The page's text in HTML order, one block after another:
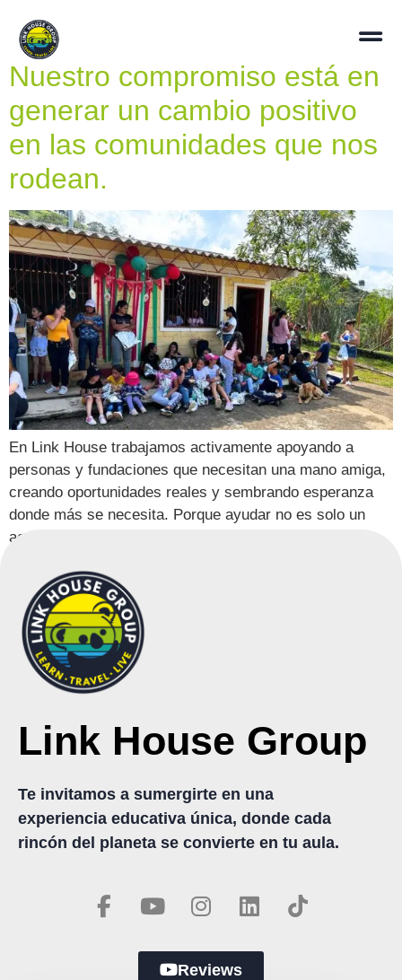
Nuestro compromiso está en
generar un cambio positivo
en las comunidades que nos
rodean.
En Link House trabajamos activamente apoyando a
personas y fundaciones que necesitan una mano amiga,
creando oportunidades reales y sembrando esperanza
donde más se necesita. Porque ayudar no es solo un
acto solidario, es una forma de transformar vidas.
Link House Group
Te invitamos a sumergirte en una
experiencia educativa única, donde cada
rincón del planeta se convierte en tu aula.
Reviews